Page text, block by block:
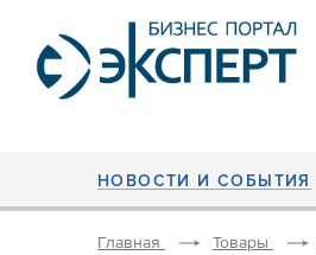
НОВОСТИ И СОБЫТИЯ
Главная Товары